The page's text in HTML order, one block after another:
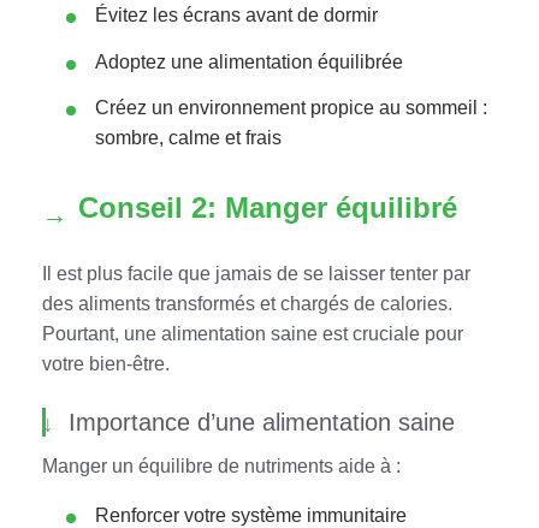
Évitez les écrans avant de dormir
Adoptez une alimentation équilibrée
Créez un environnement propice au sommeil :
sombre, calme et frais
Conseil 2: Manger équilibré
Il est plus facile que jamais de se laisser tenter par
des aliments transformés et chargés de calories.
Pourtant, une alimentation saine est cruciale pour
votre bien-être.
Importance d’une alimentation saine
Manger un équilibre de nutriments aide à :
Renforcer votre système immunitaire